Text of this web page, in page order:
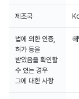
제조국
법에 의한 인증,
허가 등을
받았음을 확인할
수 있는 경우
그에 대한 사항